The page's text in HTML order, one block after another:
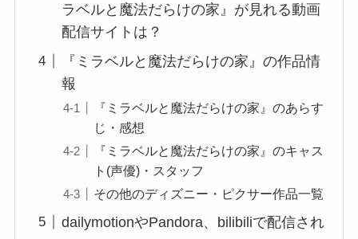
ラベルと魔法だらけの家』が見れる動画
配信サイトは？
『ミラベルと魔法だらけの家』の作品情
報
『ミラベルと魔法だらけの家』のあらす
じ・感想
『ミラベルと魔法だらけの家』のキャス
ト(声優)・スタッフ
その他のディズニー・ピクサー作品一覧
dailymotionやPandora、bilibiliで配信され